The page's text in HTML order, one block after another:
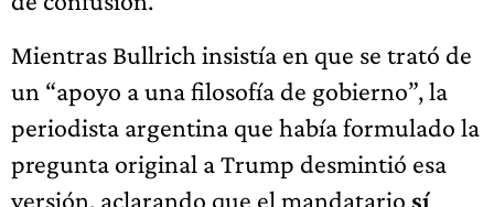
Mientras Bullrich insistía en que se trató de
un “apoyo a una filosofía de gobierno”, la
periodista argentina que había formulado la
pregunta original a Trump desmintió esa
versión, aclarando que el mandatario sí